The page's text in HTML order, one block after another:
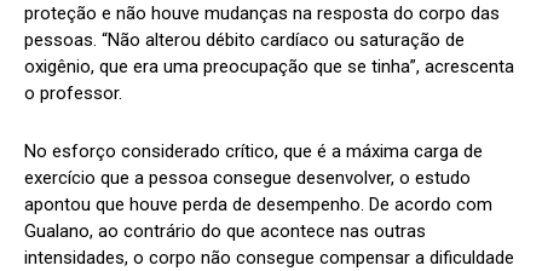
proteção e não houve mudanças na resposta do corpo das
pessoas. “Não alterou débito cardíaco ou saturação de
oxigênio, que era uma preocupação que se tinha”, acrescenta
o professor.
No esforço considerado crítico, que é a máxima carga de
exercício que a pessoa consegue desenvolver, o estudo
apontou que houve perda de desempenho. De acordo com
Gualano, ao contrário do que acontece nas outras
intensidades, o corpo não consegue compensar a dificuldade